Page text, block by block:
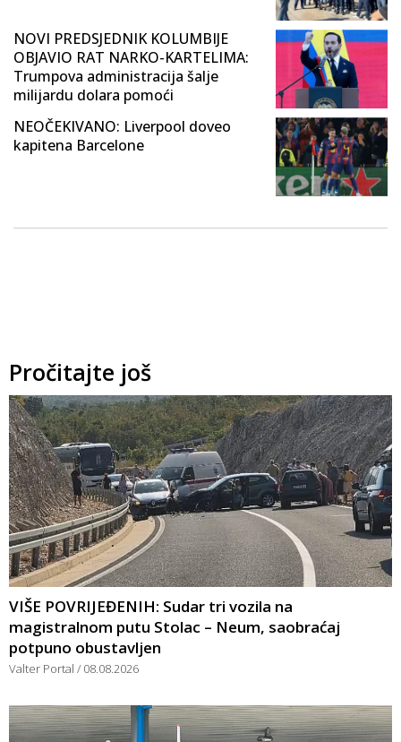
NOVI PREDSJEDNIK KOLUMBIJE
OBJAVIO RAT NARKO-KARTELIMA:
Trumpova administracija šalje
milijardu dolara pomoći
NEOČEKIVANO: Liverpool doveo
kapitena Barcelone
Pročitajte još
VIŠE POVRIJEĐENIH: Sudar tri vozila na
magistralnom putu Stolac – Neum, saobraćaj
potpuno obustavljen
Valter Portal 08.08.2026